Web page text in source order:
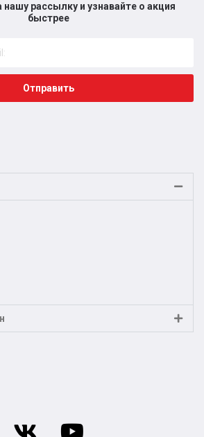
рассылку и узнавайте о акция
быстрее​
Отправить